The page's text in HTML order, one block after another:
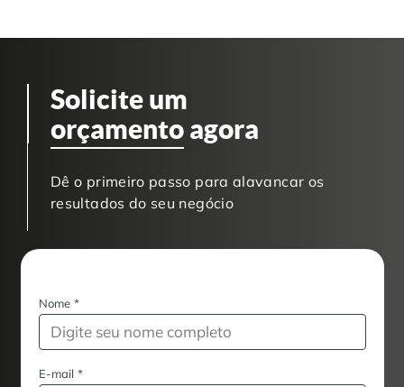
Solicite um
orçamento agora
Dê o primeiro passo para alavancar os
resultados do seu negócio
Nome *
E-mail *